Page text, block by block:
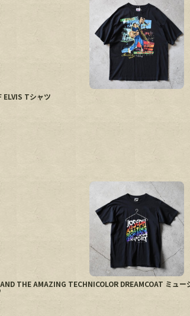
ELVIS Tシャツ
THE AMAZING TECHNICOLOR DREAMCOAT ミュ